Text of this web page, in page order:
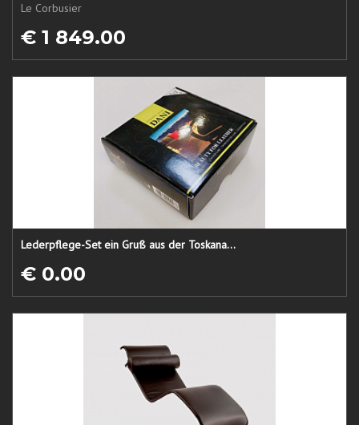
Le Corbusier
€ 1 849.00
Lederpflege-Set ein Gruß aus der Toskana...
€ 0.00